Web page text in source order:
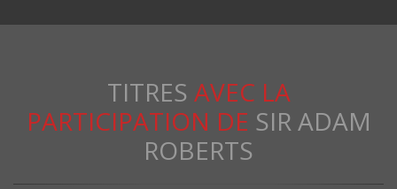
TITRES AVEC LA
PARTICIPATION DE SIR ADAM
ROBERTS